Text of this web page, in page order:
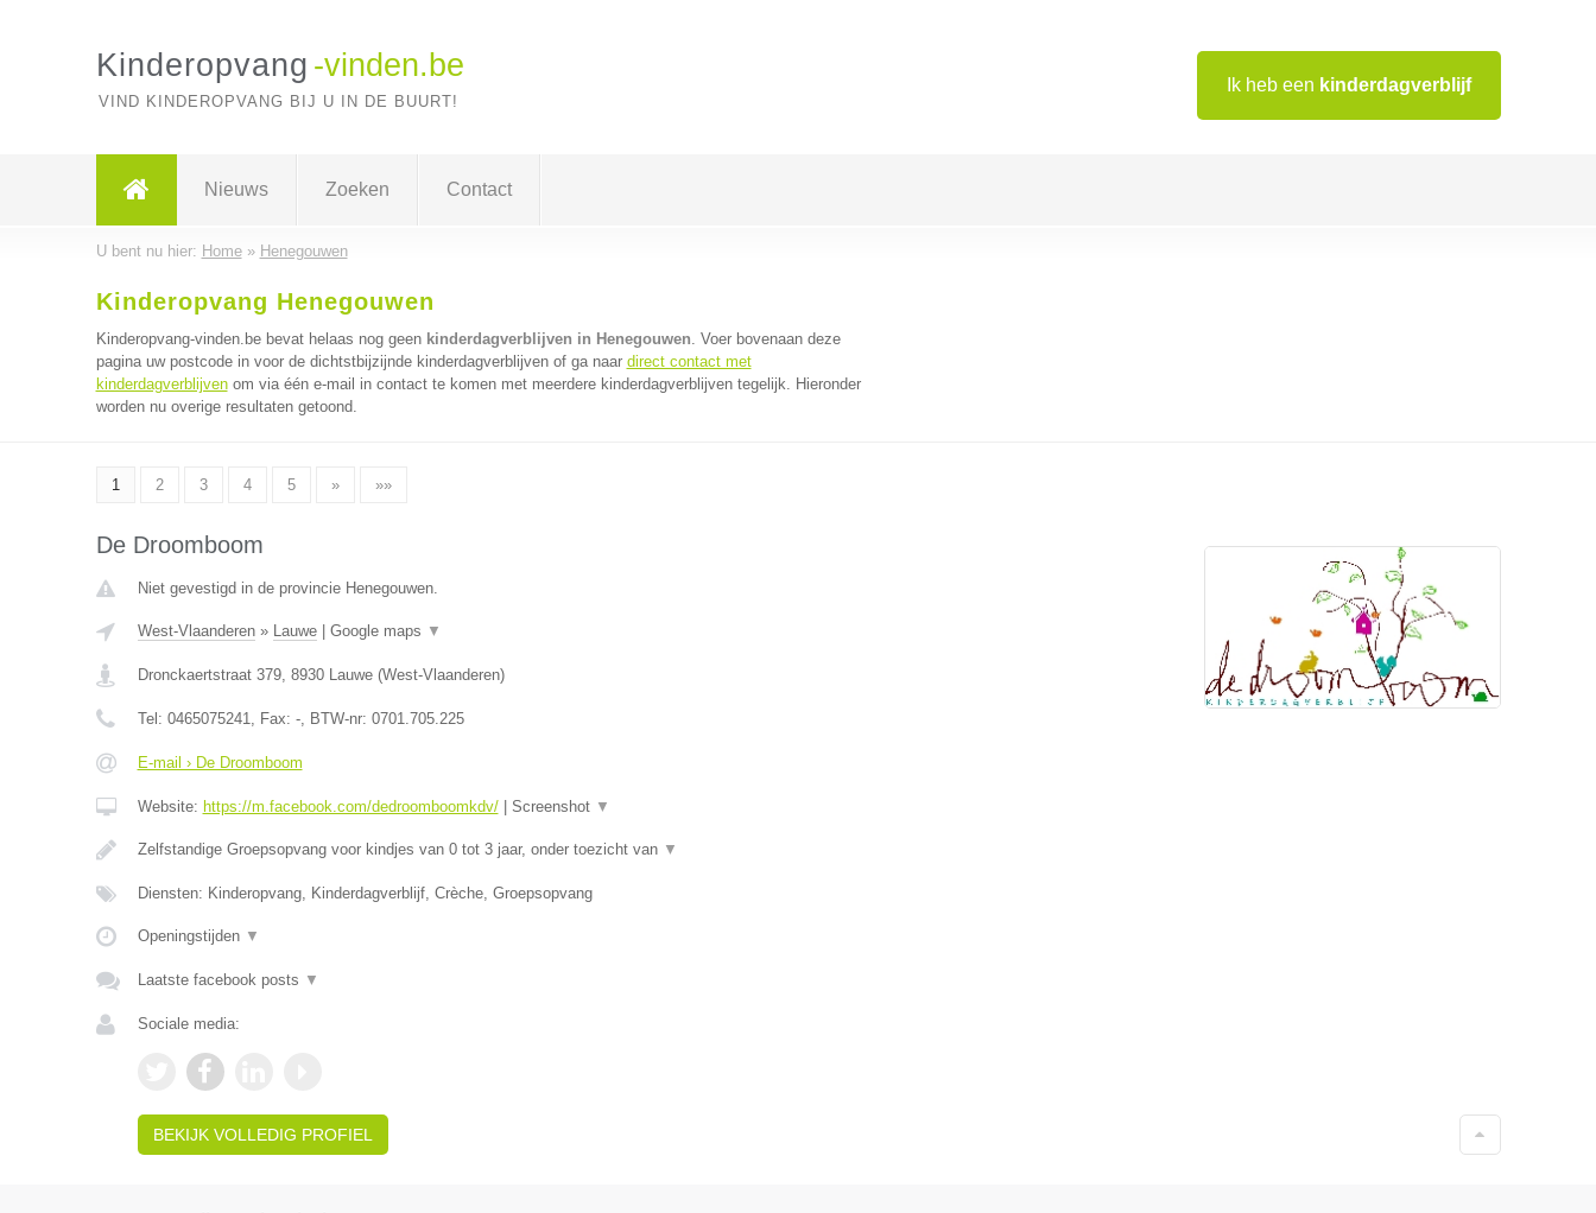
Ik heb een kinderdagverblijf
Kinderopvang -vinden.be
VIND KINDEROPVANG BIJ U IN DE BUURT!
Nieuws Zoeken Contact
U bent nu hier: Home» Henegouwen
Kinderopvang Henegouwen
Kinderopvang-vinden.be bevat helaas nog geen kinderdagverblijven in Henegouwen. Voer bovenaan deze
pagina uw postcode in voor de dichtstbijzijnde kinderdagverblijven of ga naar direct contact met
kinderdagverblijvenom via één e-mail in contact te komen met meerdere kinderdagverblijven tegelijk. Hieronder
worden nu overige resultaten getoond.
1 2 3 4 5 » »»
De Droomboom
Niet gevestigd in de provincie Henegouwen.
West-Vlaanderen» Lauwe| Google maps ▼
Dronckaertstraat 379, 8930 Lauwe(West-Vlaanderen)
Tel: 0465075241, Fax: -, BTW-nr: 0701.705.225
E-mail › De Droomboom
Website: https://m.facebook.com/dedroomboomkdv/| Screenshot ▼
Zelfstandige Groepsopvang voor kindjes van 0 tot 3 jaar, onder toezicht van ▼
Diensten: Kinderopvang, Kinderdagverblijf, Crèche, Groepsopvang
Openingstijden ▼
Laatste facebook posts ▼
Sociale media:
BEKIJK VOLLEDIG PROFIEL